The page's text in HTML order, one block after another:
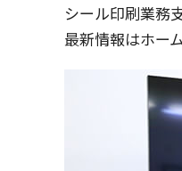
シール印刷業務
最新情報はホー